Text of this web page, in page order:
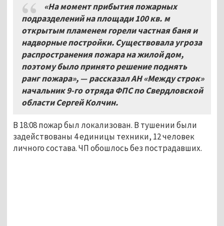
«На момент прибытия пожарных
подразделений на площади 100 кв. м
открытым пламенем горели частная баня и
надворные постройки. Существовала угроза
распространения пожара на жилой дом,
поэтому было принято решение поднять
ранг пожара», — рассказал АН «Между строк»
начальник 9-го отряда ФПС по Свердловской
области Сергей Колчин.
В 18:08 пожар был локализован. В тушении были
задействованы 4 единицы техники, 12 человек
личного состава. ЧП обошлось без пострадавших.